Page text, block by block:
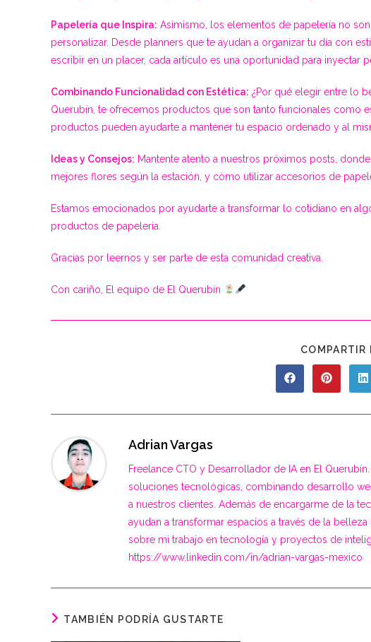
Papelería que Inspira: Asimismo, los elementos de papelería no
personalizar. Desde planners que te ayudan a organizar tu día con
escribir en un placer, cada artículo es una oportunidad para inyectar
Combinando Funcionalidad con Estética: ¿Por qué elegir entre lo
Querubín, te ofrecemos productos que son tanto funcionales como
productos pueden ayudarte a mantener tu espacio ordenado y al
Ideas y Consejos: Mantente atento a nuestros próximos posts,
mejores flores según la estación, y cómo utilizar accesorios de
Estamos emocionados por ayudarte a transformar lo cotidiano en
productos de papelería.
Gracias por leernos y ser parte de esta comunidad creativa.
Con cariño, El equipo de El Querubín
COMPARTIR
Abre
en
nueva
Abre
en
nueva
Adrian Vargas
Freelance CTO y Desarrollador de IA en El
soluciones tecnológicas, combinando desarrollo
a nuestros clientes. Además de encargarme de la
ayudan a transformar espacios a través de la
sobre mi trabajo en tecnología y proyectos de
https://www.linkedin.com/in/adrian-vargas-mexico
TAMBIÉN PODRÍA GUSTARTE